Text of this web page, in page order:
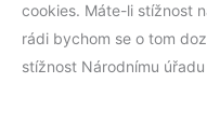
cookies. Máte-li stížnost
rádi bychom se o tom
stížnost Národnímu